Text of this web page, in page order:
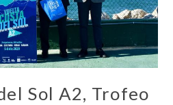
Sol A2, Trofeo